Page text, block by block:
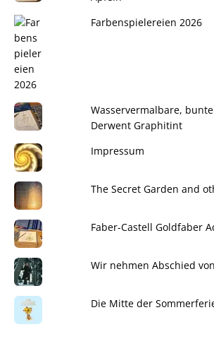
Farbenspielereien 2026
Wasservermalbare,
Derwent Graphitint
Impressum
The Secret Garden and
Faber-Castell Goldfaber
Wir nehmen Abschied
Die Mitte der